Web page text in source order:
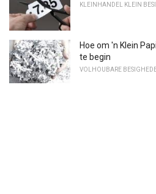
KLEINHANDEL KLEIN
Hoe om 'n Klein
te begin
VOLHOUBARE